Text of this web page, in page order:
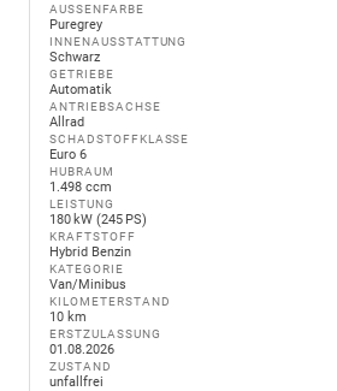
AUSSENFARBE
Puregrey
INNENAUSSTATTUNG
Schwarz
GETRIEBE
Automatik
ANTRIEBSACHSE
Allrad
SCHADSTOFFKLASSE
Euro 6
HUBRAUM
1.498 ccm
LEISTUNG
180 kW (245 PS)
KRAFTSTOFF
Hybrid Benzin
KATEGORIE
Van/Minibus
KILOMETERSTAND
10 km
ERSTZULASSUNG
01.08.2026
ZUSTAND
unfallfrei